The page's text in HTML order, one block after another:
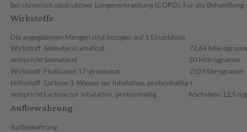
Bei chronisch obstruktiver Lungenerkrankung (COPD): Für die
Wirkstoffe
Die angegebenen Mengen sind bezogen auf 1 Einzeldosis
Wirkstoff Salmeterol xinafoat
72,64
entsprichtSalmeterol
50 Mikrogramm
Wirkstoff Fluticason 17-propionat
250 Mikrogramm
Hilfsstoff Lactose-1-Wasser zur Inhalation, proteinhaltig+
entsprichtLactose zur Inhalation, proteinhaltig höchstens 12,5 mg
Aufbewahrung
Aufbewahrung